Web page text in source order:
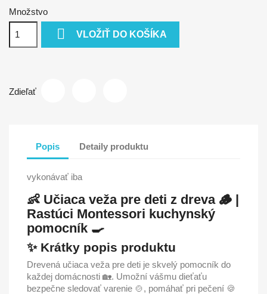
Množstvo
 VLOŽIŤ DO KOŠÍKA
Zdieľať
Popis Detaily produktu
vykonávať iba
👶 Učiaca veža pre deti z dreva 🪵 |
Rastúci Montessori kuchynský
pomocník 🍳
✨ Krátky popis produktu
Drevená učiaca veža pre deti je skvelý pomocník do
každej domácnosti 🏡. Umožní vášmu dieťaťu
bezpečne sledovať varenie 🍲, pomáhať pri pečení 🍪